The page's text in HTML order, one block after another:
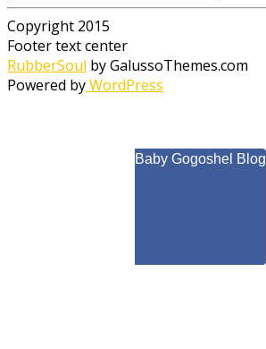
Copyright 2015
Footer text center
RubberSoul by GalussoThemes.com
Powered byWordPress
Baby Gogoshel Blog